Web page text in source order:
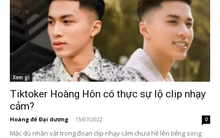
Xem gì
Tiktoker Hoàng Hôn có thực sự lộ clip nhạy
cảm?
Hoàng đế Đại dương - 15/07/2022 0
Mặc dù nhân vật trong đoạn clip nhạy cảm chưa hề lên tiếng song